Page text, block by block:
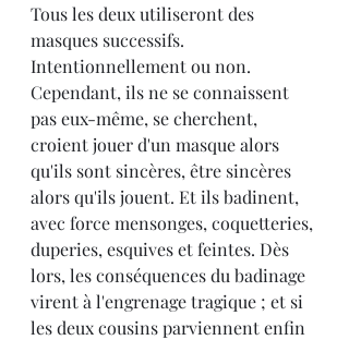
Tous les deux utiliseront des
masques successifs.
Intentionnellement ou non.
Cependant, ils ne se connaissent
pas eux-même, se cherchent,
croient jouer d'un masque alors
qu'ils sont sincères, être sincères
alors qu'ils jouent. Et ils badinent,
avec force mensonges, coquetteries,
duperies, esquives et feintes. Dès
lors, les conséquences du badinage
virent à l'engrenage tragique ; et si
les deux cousins parviennent enfin